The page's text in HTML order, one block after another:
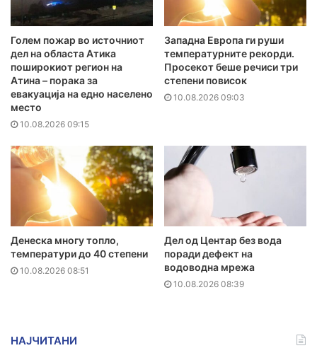
Голем пожар во источниот
дел на областа Атика
поширокиот регион на
Атина – порака за
евакуација на едно населено
место
10.08.2026 09:15
Западна Европа ги руши
температурните рекорди.
Просекот беше речиси три
степени повисок
10.08.2026 09:03
Денеска многу топло,
температури до 40 степени
10.08.2026 08:51
Дел од Центар без вода
поради дефект на
водоводна мрежа
10.08.2026 08:39
НАЈЧИТАНИ